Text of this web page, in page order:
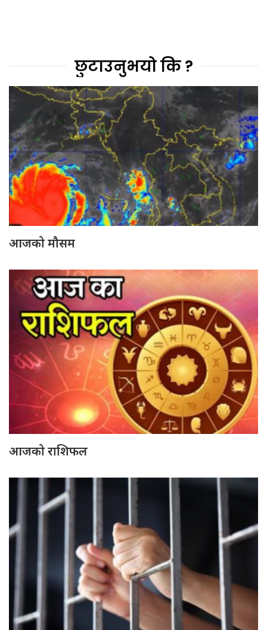
छुटाउनुभयो कि ?
आजको मौसम
आजको राशिफल